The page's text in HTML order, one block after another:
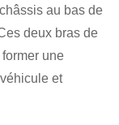
au bas de
deux bras de
une
et